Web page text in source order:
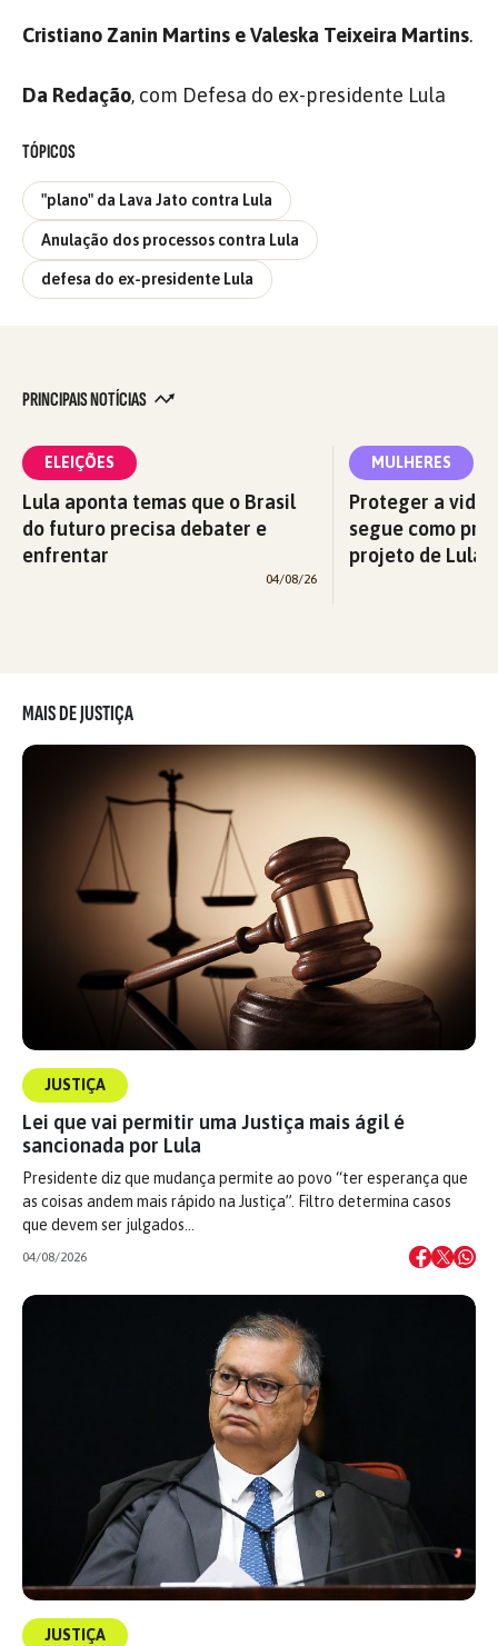
Cristiano Zanin Martins e Valeska Teixeira Martins.
Da Redação, com Defesa do ex-presidente Lula
TÓPICOS
"plano" da Lava Jato contra Lula
Anulação dos processos contra Lula
defesa do ex-presidente Lula
PRINCIPAIS NOTÍCIAS
ELEIÇÕES
Lula aponta temas que o Brasil
do futuro precisa debater e
enfrentar
04/08/26
MULHERES
Proteger a vida
segue como
projeto de Lula
MAIS DE JUSTIÇA
JUSTIÇA
Lei que vai permitir uma Justiça mais ágil é
sancionada por Lula
Presidente diz que mudança permite ao povo “ter esperança que
as coisas andem mais rápido na Justiça”. Filtro determina casos
que devem ser julgados…
04/08/2026
JUSTIÇA